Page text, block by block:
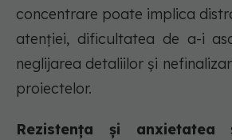
concentrare poate implica
atenției, dificultatea de a-i
neglijarea detaliilor și
proiectelor.
Rezistența și anxietatea